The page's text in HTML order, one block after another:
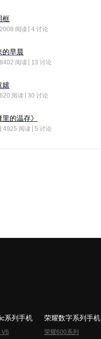
框
2008 阅读 4 讨论
的早晨
8402 阅读 13 讨论
嬉
620 阅读 30 讨论
里的温存》
4925 阅读 5 讨论
系列手机
V6
荣耀数字系列手机
荣耀600系列